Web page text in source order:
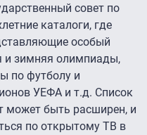
совет по
каталоги, где
особый
и зимняя олимпиады,
по футболу и
УЕФА и т.д. Список
может быть расширен, и
по открытому ТВ в